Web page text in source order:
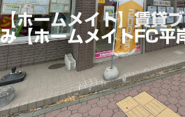
【ホームメイト】賃貸
み【ホームメイトFC平